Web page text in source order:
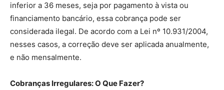
inferior a 36 meses, seja por pagamento à vista ou
financiamento bancário, essa cobrança pode ser
considerada ilegal. De acordo com a Lei nº 10.931/2004,
nesses casos, a correção deve ser aplicada anualmente,
e não mensalmente.
Cobranças Irregulares: O Que Fazer?